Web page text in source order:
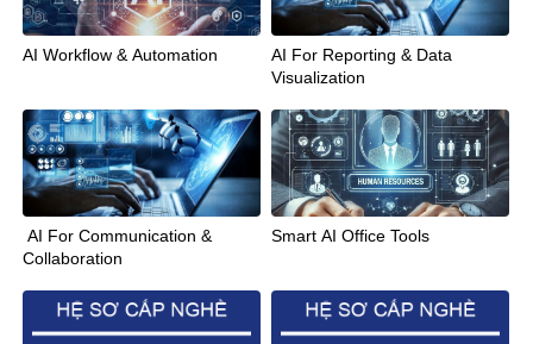
AI Workflow & Automation
AI For Reporting & Data
Visualization
AI For Communication &
Collaboration
Smart AI Office Tools